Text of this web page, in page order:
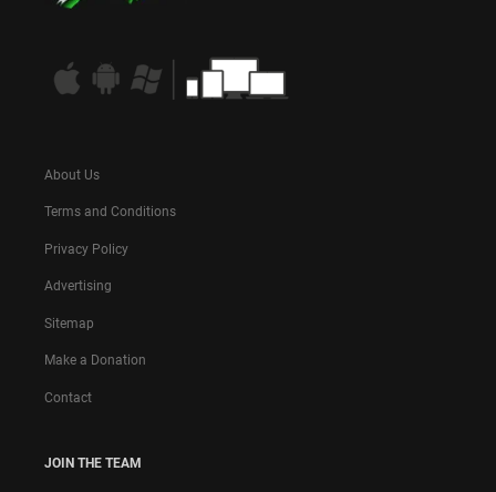
About Us
Terms and Conditions
Privacy Policy
Advertising
Sitemap
Make a Donation
Contact
JOIN THE TEAM